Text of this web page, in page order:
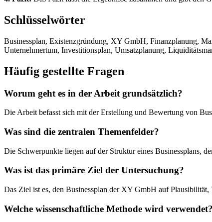
Schlüsselwörter
Businessplan, Existenzgründung, XY GmbH, Finanzplanung,
Unternehmertum, Investitionsplan, Umsatzplanung,
Häufig gestellte Fragen
Worum geht es in der Arbeit grundsätzlich?
Die Arbeit befasst sich mit der Erstellung und Bewertung von
Was sind die zentralen Themenfelder?
Die Schwerpunkte liegen auf der Struktur eines Businessplans,
Was ist das primäre Ziel der Untersuchung?
Das Ziel ist es, den Businessplan der XY GmbH auf
Welche wissenschaftliche Methode wird verwendet?